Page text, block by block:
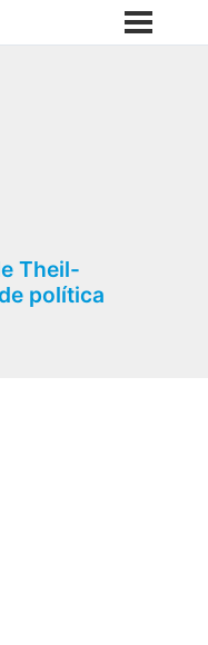
Theil-
política